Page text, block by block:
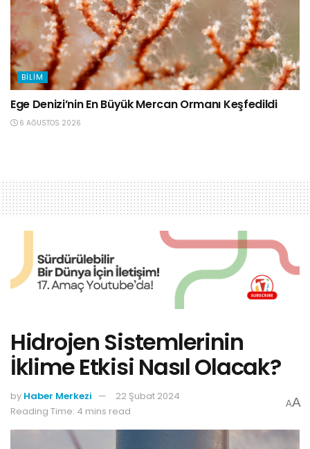
BILIM
Ege Denizi’nin En Büyük Mercan Ormanı Keşfedildi
6 AĞUSTOS 2026
Hidrojen Sistemlerinin
İklime Etkisi Nasıl Olacak?
by Haber Merkezi
22 Şubat 2024
Reading Time: 4 mins read
AA